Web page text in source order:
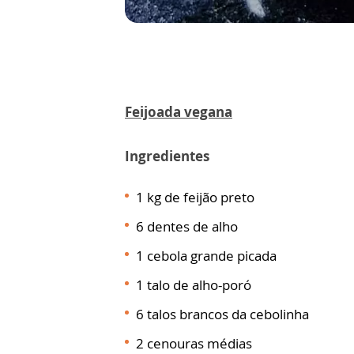
Feijoada vegana
Ingredientes
1 kg de feijão preto
6 dentes de alho
1 cebola grande picada
1 talo de alho-poró
6 talos brancos da cebolinha
2 cenouras médias